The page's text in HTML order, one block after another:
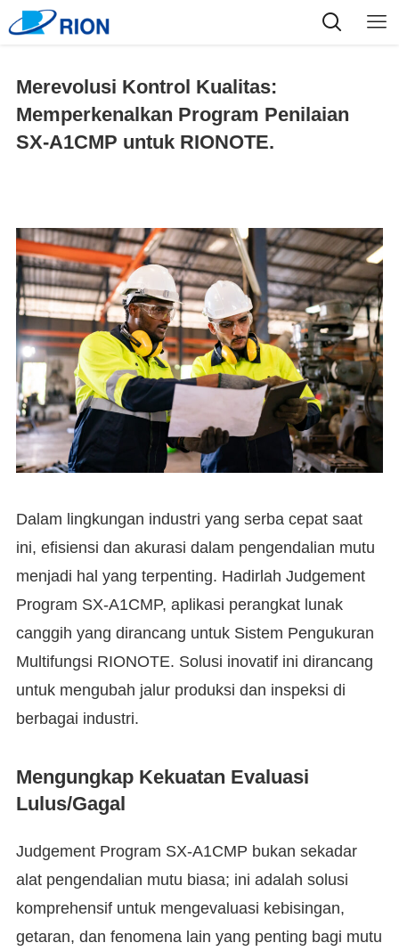
Merevolusi Kontrol Kualitas:
Memperkenalkan Program Penilaian
SX-A1CMP untuk RIONOTE.
Dalam lingkungan industri yang serba cepat saat
ini, efisiensi dan akurasi dalam pengendalian mutu
menjadi hal yang terpenting. Hadirlah Judgement
Program SX-A1CMP, aplikasi perangkat lunak
canggih yang dirancang untuk Sistem Pengukuran
Multifungsi RIONOTE. Solusi inovatif ini dirancang
untuk mengubah jalur produksi dan inspeksi di
berbagai industri.
Mengungkap Kekuatan Evaluasi
Lulus/Gagal
Judgement Program SX-A1CMP bukan sekadar
alat pengendalian mutu biasa; ini adalah solusi
komprehensif untuk mengevaluasi kebisingan,
getaran, dan fenomena lain yang penting bagi mutu